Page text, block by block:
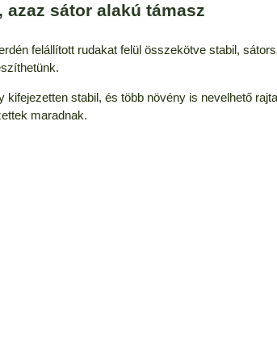
azaz sátor alakú támasz
felállított rudakat felül összekötve stabil,
kifejezetten stabil, és több növény is nevelhető
maradnak.